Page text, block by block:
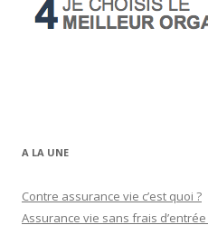
A LA UNE
Contre assurance vie c’est quoi ?
Assurance vie sans frais